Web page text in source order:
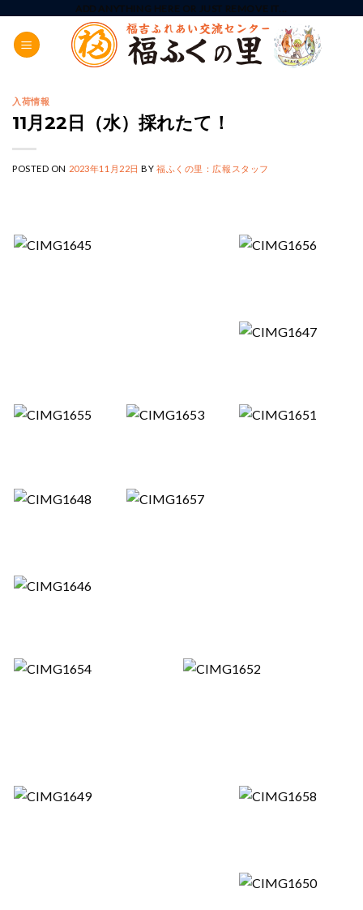
content
ADD ANYTHING HERE OR JUST REMOVE IT...
入荷情報
11月22日（水）採れたて！
POSTED ON 2023年11月22日 BY福ふくの里：広報スタッフ